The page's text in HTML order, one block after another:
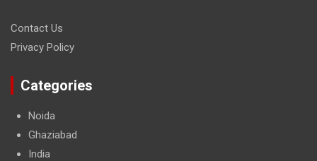
Contact Us
Privacy Policy
Categories
Noida
Ghaziabad
India